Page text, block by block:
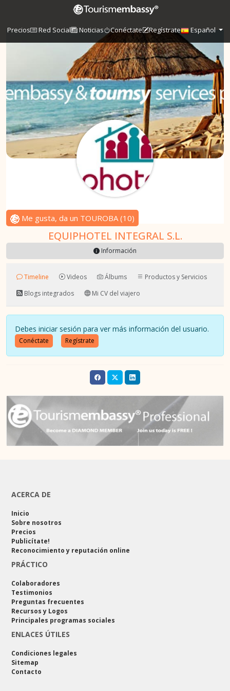
Precios Red Social Noticias Conéctate Regístrate Español
Me gusta, da un TOUROBA(10)
EQUIPHOTEL INTEGRAL S.L.
Información
Timeline Videos Álbums
Productos y Servicios
Blogs integrados
Mi CV del viajero
Debes iniciar sesión para ver más información del usuario.
Conéctate Regístrate
ACERCA DE
Inicio
Sobre nosotros
Precios
Publicítate!
Reconocimiento y reputación online
PRÁCTICO
Colaboradores
Testimonios
Preguntas frecuentes
Recursos y Logos
Principales programas sociales
ENLACES ÚTILES
Condiciones legales
Sitemap
Contacto